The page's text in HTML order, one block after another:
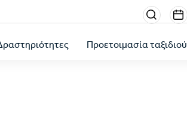
Menu
right
Προετοιμασία ταξιδιού